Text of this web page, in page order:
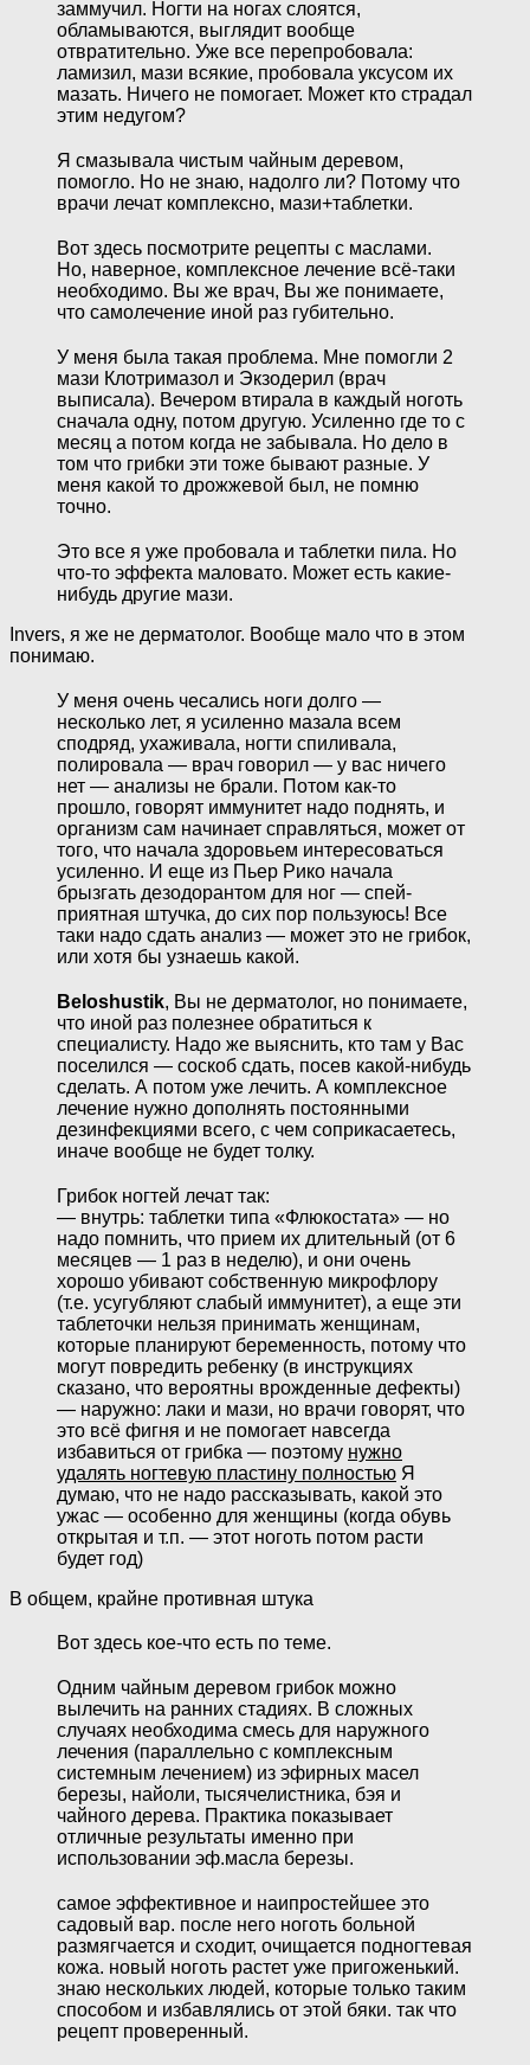
заммучил. Ногти на ногах слоятся,
обламываются, выглядит вообще
отвратительно. Уже все перепробовала:
ламизил, мази всякие, пробовала уксусом их
мазать. Ничего не помогает. Может кто страдал
этим недугом?
Я смазывала чистым чайным деревом,
помогло. Но не знаю, надолго ли? Потому что
врачи лечат комплексно, мази+таблетки.
Вот здесь посмотрите рецепты с маслами.
Но, наверное, комплексное лечение всё-таки
необходимо. Вы же врач, Вы же понимаете,
что самолечение иной раз губительно.
У меня была такая проблема. Мне помогли 2
мази Клотримазол и Экзодерил (врач
выписала). Вечером втирала в каждый ноготь
сначала одну, потом другую. Усиленно где то с
месяц а потом когда не забывала. Но дело в
том что грибки эти тоже бывают разные. У
меня какой то дрожжевой был, не помню
точно.
Это все я уже пробовала и таблетки пила. Но
что-то эффекта маловато. Может есть какие-
нибудь другие мази.
Invers, я же не дерматолог. Вообще мало что в этом
понимаю.
У меня очень чесались ноги долго —
несколько лет, я усиленно мазала всем
сподряд, ухаживала, ногти спиливала,
полировала — врач говорил — у вас ничего
нет — анализы не брали. Потом как-то
прошло, говорят иммунитет надо поднять, и
организм сам начинает справляться, может от
того, что начала здоровьем интересоваться
усиленно. И еще из Пьер Рико начала
брызгать дезодорантом для ног — спей-
приятная штучка, до сих пор пользуюсь! Все
таки надо сдать анализ — может это не грибок,
или хотя бы узнаешь какой.
Beloshustik, Вы не дерматолог, но понимаете,
что иной раз полезнее обратиться к
специалисту. Надо же выяснить, кто там у Вас
поселился — соскоб сдать, посев какой-нибудь
сделать. А потом уже лечить. А комплексное
лечение нужно дополнять постоянными
дезинфекциями всего, с чем соприкасаетесь,
иначе вообще не будет толку.
Грибок ногтей лечат так:
— внутрь: таблетки типа «Флюкостата» — но
надо помнить, что прием их длительный (от 6
месяцев — 1 раз в неделю), и они очень
хорошо убивают собственную микрофлору
(т.е. усугубляют слабый иммунитет), а еще эти
таблеточки нельзя принимать женщинам,
которые планируют беременность, потому что
могут повредить ребенку (в инструкциях
сказано, что вероятны врожденные дефекты)
— наружно: лаки и мази, но врачи говорят, что
это всё фигня и не помогает навсегда
избавиться от грибка — поэтому нужно
удалять ногтевую пластину полностью Я
думаю, что не надо рассказывать, какой это
ужас — особенно для женщины (когда обувь
открытая и т.п. — этот ноготь потом расти
будет год)
В общем, крайне противная штука
Вот здесь кое-что есть по теме.
Одним чайным деревом грибок можно
вылечить на ранних стадиях. В сложных
случаях необходима смесь для наружного
лечения (параллельно с комплексным
системным лечением) из эфирных масел
березы, найоли, тысячелистника, бэя и
чайного дерева. Практика показывает
отличные результаты именно при
использовании эф.масла березы.
самое эффективное и наипростейшее это
садовый вар. после него ноготь больной
размягчается и сходит, очищается подногтевая
кожа. новый ноготь растет уже пригоженький.
знаю нескольких людей, которые только таким
способом и избавлялись от этой бяки. так что
рецепт проверенный.